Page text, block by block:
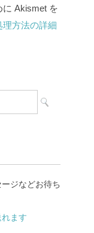
に Akismet を
理方法の詳細
ジなどお待ち
れます